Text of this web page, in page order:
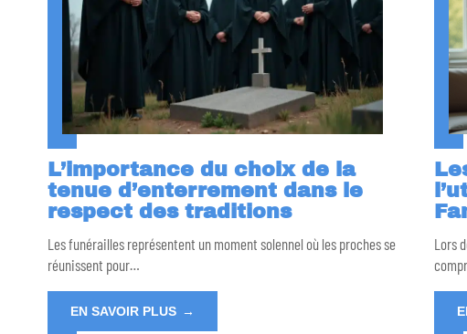
L’importance du choix de la
tenue d’enterrement dans le
respect des traditions
Les funérailles représentent un moment solennel où les proches se
réunissent pour…
EN SAVOIR PLUS
Lors